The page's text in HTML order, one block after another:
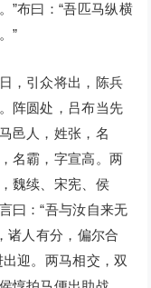
”布曰：“吾匹马纵横
”
，引众将出，陈兵
阵圆处，吕布当先
邑人，姓张，名
名霸，字宣高。两
魏续、宋宪、侯
曰：“吾与汝自来无
诸人有分，偏尔合
迎。两马相交，双